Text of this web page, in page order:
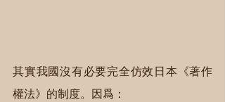
其實我國沒有必要完全仿效日本《著作
權法》的制度。因爲：